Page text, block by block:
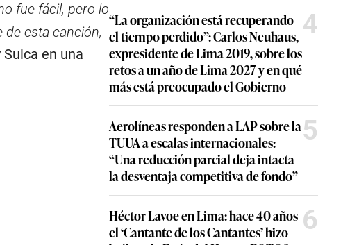
fue fácil, pero lo
esta canción,
en una
“La organización está recuperando
el tiempo perdido”: Carlos Neuhaus,
expresidente de Lima 2019, sobre los
retos a un año de Lima 2027 y en qué
más está preocupado el Gobierno
4
Aerolíneas responden a LAP sobre la
TUUA a escalas internacionales:
“Una reducción parcial deja intacta
la desventaja competitiva de fondo”
5
Héctor Lavoe en Lima: hace 40 años
el ‘Cantante de los Cantantes’ hizo
6